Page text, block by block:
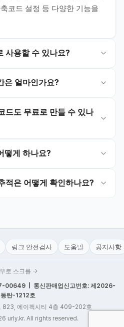
코드 설정 등 다양한 기능을
사용할 수 있나요?
은 얼마인가요?
드도 무료로 만들 수 있나
떻게 하나요?
적은 어떻게 확인하나요?
링크 안전검사 도움말 공지사항
로 스크롤 →
00649 | 통신판매업신고번호: 제2026-
탄-1212호
823, 에이팩시티 4층 409-202호
urly.kr. All rights reserved.